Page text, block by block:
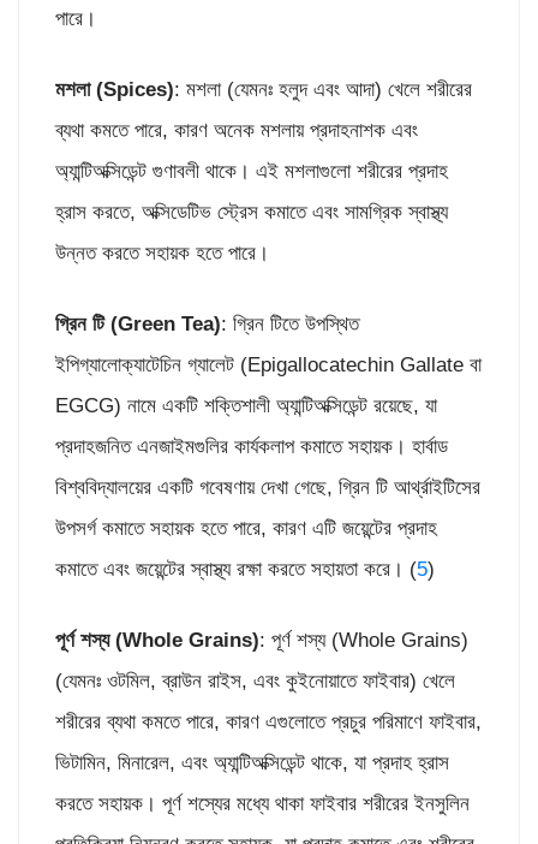
পারে।
মশলা (Spices): মশলা (যেমনঃ হলুদ এবং আদা) খেলে শরীরের
ব্যথা কমতে পারে, কারণ অনেক মশলায় প্রদাহনাশক এবং
অ্যান্টিঅক্সিডেন্ট গুণাবলী থাকে। এই মশলাগুলো শরীরের প্রদাহ
হ্রাস করতে, অক্সিডেটিভ স্ট্রেস কমাতে এবং সামগ্রিক স্বাস্থ্য
উন্নত করতে সহায়ক হতে পারে।
গ্রিন টি (Green Tea): গ্রিন টিতে উপস্থিত
ইপিগ্যালোক্যাটেচিন গ্যালেট (Epigallocatechin Gallate বা
EGCG) নামে একটি শক্তিশালী অ্যান্টিঅক্সিডেন্ট রয়েছে, যা
প্রদাহজনিত এনজাইমগুলির কার্যকলাপ কমাতে সহায়ক। হার্বাড
বিশ্ববিদ্যালয়ের একটি গবেষণায় দেখা গেছে, গ্রিন টি আর্থ্রাইটিসের
উপসর্গ কমাতে সহায়ক হতে পারে, কারণ এটি জয়েন্টের প্রদাহ
কমাতে এবং জয়েন্টের স্বাস্থ্য রক্ষা করতে সহায়তা করে। (5)
পূর্ণ শস্য (Whole Grains): পূর্ণ শস্য (Whole Grains)
(যেমনঃ ওটমিল, ব্রাউন রাইস, এবং কুইনোয়াতে ফাইবার) খেলে
শরীরের ব্যথা কমতে পারে, কারণ এগুলোতে প্রচুর পরিমাণে ফাইবার,
ভিটামিন, মিনারেল, এবং অ্যান্টিঅক্সিডেন্ট থাকে, যা প্রদাহ হ্রাস
করতে সহায়ক। পূর্ণ শস্যের মধ্যে থাকা ফাইবার শরীরের ইনসুলিন